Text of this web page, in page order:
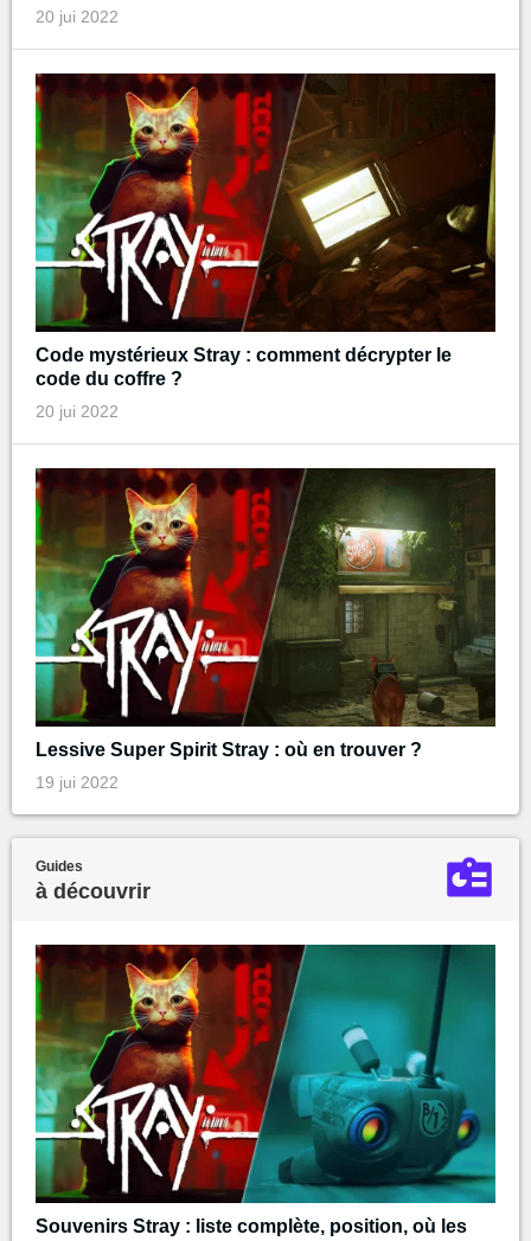
20 jui 2022
Code mystérieux Stray : comment décrypter le
code du coffre ?
20 jui 2022
Lessive Super Spirit Stray : où en trouver ?
19 jui 2022
Guides
à découvrir
Souvenirs Stray : liste complète, position, où les